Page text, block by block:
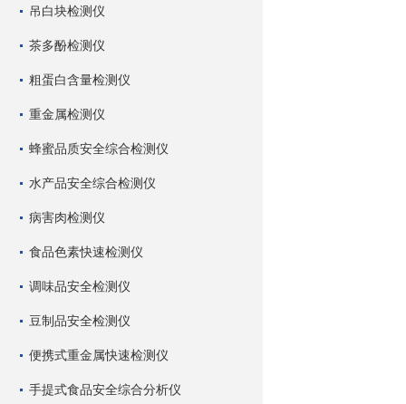
吊白块检测仪
茶多酚检测仪
粗蛋白含量检测仪
重金属检测仪
蜂蜜品质安全综合检测仪
水产品安全综合检测仪
病害肉检测仪
食品色素快速检测仪
调味品安全检测仪
豆制品安全检测仪
便携式重金属快速检测仪
手提式食品安全综合分析仪